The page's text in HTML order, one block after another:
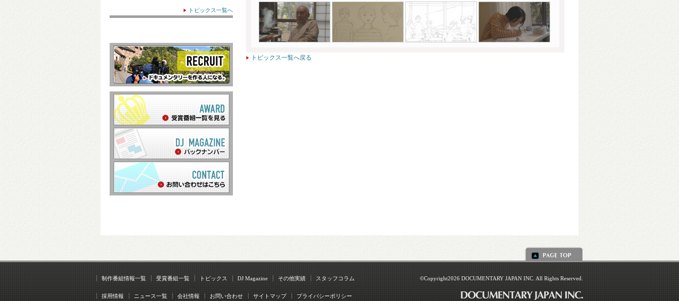
トピックス一覧へ戻る
トピックス一覧へ
制作番組情報一覧 受賞番組一覧 トピックス DJ Magazine その他実績 スタッフコラム
採用情報 ニュース一覧 会社情報 お問い合わせ サイトマップ プライバシーポリシー
©Copyright2026 DOCUMENTARY JAPAN INC. All Rights Reserved.